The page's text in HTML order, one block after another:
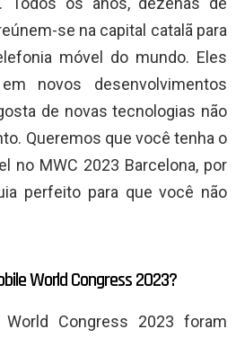
se na capital catalã para
móvel do mundo. Eles
novos desenvolvimentos
de novas tecnologias não
Queremos que você tenha o
no MWC 2023 Barcelona, ​​por
perfeito para que você não
World Congress 2023?
Congress 2023 foram